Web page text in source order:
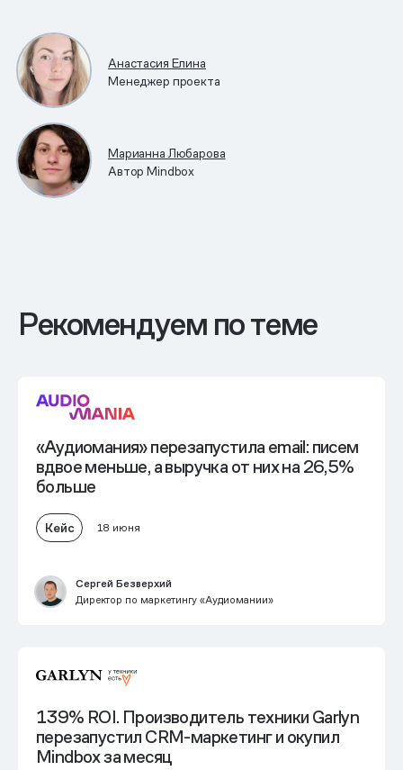
Анастасия Елина
Менеджер проекта
Марианна Любарова
Автор Mindbox
Рекомендуем по теме
«Аудиомания» перезапустила еmail: писем
вдвое меньше, а выручка от них на 26,5%
больше
Кейс 18 июня
Сергей Безверхий
Директор по маркетингу «Аудиомании»
139% ROI. Производитель техники Garlyn
перезапустил CRM-маркетинг и окупил
Mindbox за месяц